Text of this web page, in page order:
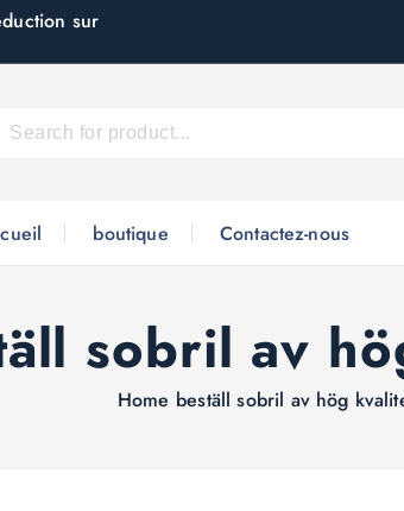
sur
boutique Contactez-nous
sobril av
Home beställ sobril av hög